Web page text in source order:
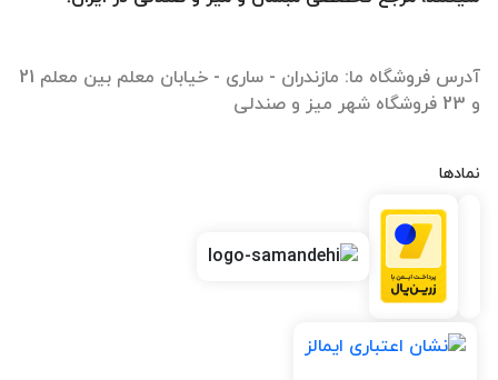
آدرس فروشگاه ما: مازندران - ساری - خیابان معلم بین معلم 21
و 23 فروشگاه شهر میز و صندلی
نمادها